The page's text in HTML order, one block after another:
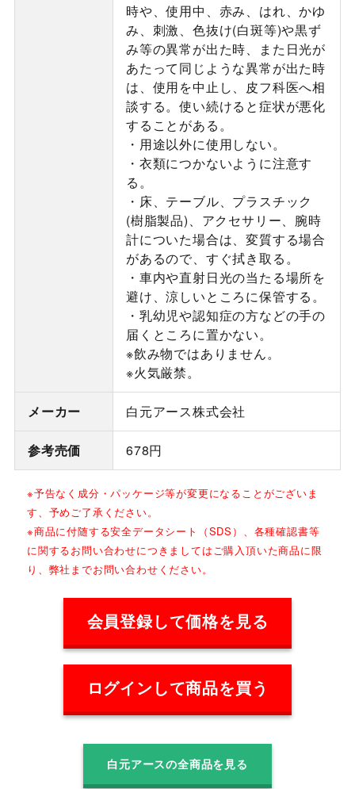
時や、使用中、赤み、はれ、かゆ
み、刺激、色抜け(白斑等)や黒ず
み等の異常が出た時、また日光が
あたって同じような異常が出た時
は、使用を中止し、皮フ科医へ相
談する。使い続けると症状が悪化
することがある。
・用途以外に使用しない。
・衣類につかないように注意す
る。
・床、テーブル、プラスチック
(樹脂製品)、アクセサリー、腕時
計についた場合は、変質する場合
があるので、すぐ拭き取る。
・車内や直射日光の当たる場所を
避け、涼しいところに保管する。
・乳幼児や認知症の方などの手の
届くところに置かない。
※飲み物ではありません。
※火気厳禁。
メーカー 白元アース株式会社
参考売価 678円
※予告なく成分・パッケージ等が変更になることがございま
す、予めご了承ください。
※商品に付随する安全データシート（SDS）、各種確認書等
に関するお問い合わせにつきましてはご購入頂いた商品に限
り、弊社までお問い合わせください。
会員登録して価格を見る
ログインして商品を買う
白元アースの全商品を見る